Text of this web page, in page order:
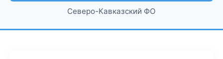
Северо-Кавказский ФО